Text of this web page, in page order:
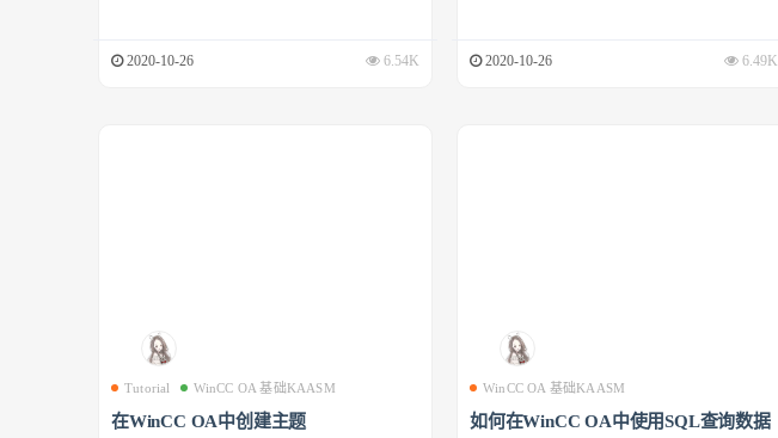
2020-10-26 6.54K 2020-10-26 6.49K
Tutorial WinCC OA 基础KAASM
在WinCC OA中创建主题
WinCC OA 基础KAASM
如何在WinCC OA中使用SQL查询数据